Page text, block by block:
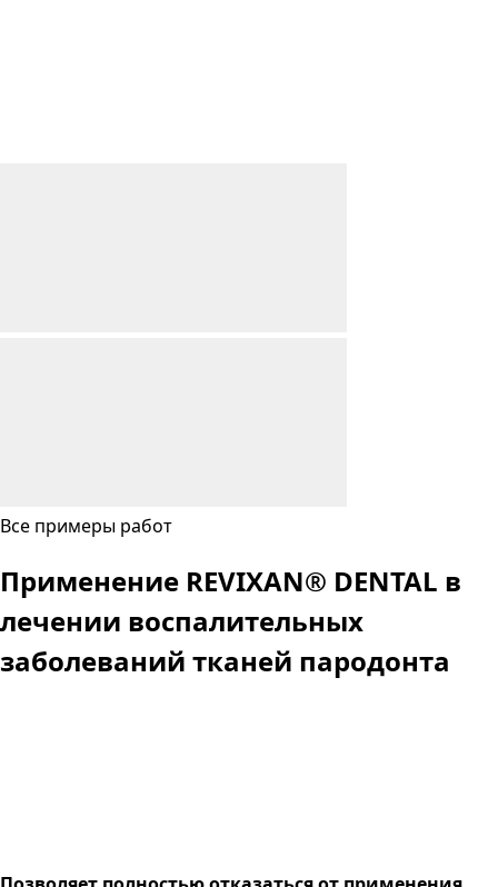
Все примеры работ
Применение REVIXAN® DENTAL в
лечении воспалительных
заболеваний тканей пародонта